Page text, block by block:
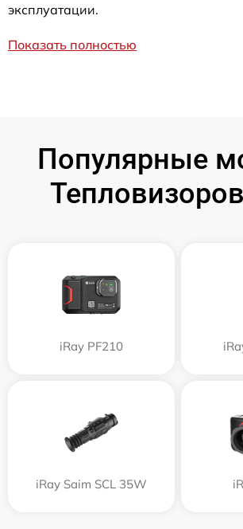
эксплуатации.
Показать полностью
Популярные
iRay PF210
iRay Saim SCL 35W